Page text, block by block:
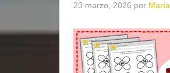
23 marzo, 2026 por María